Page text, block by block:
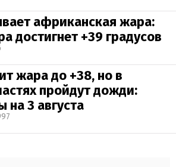
африканская жара:
достигнет +39 градусов
жара до +38, но в
пройдут дожди:
на 3 августа